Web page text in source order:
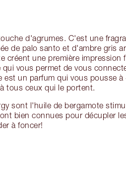
d'agrumes. C'est une
de palo santo et d'ambre gris
créent une première impression
vous permet de vous
est un parfum qui vous pousse à
tous ceux qui le portent.
sont l'huile de bergamote
bien connues pour décupler
à foncer!